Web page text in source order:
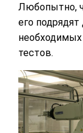
Любопытно,
его
необходимых
тестов.